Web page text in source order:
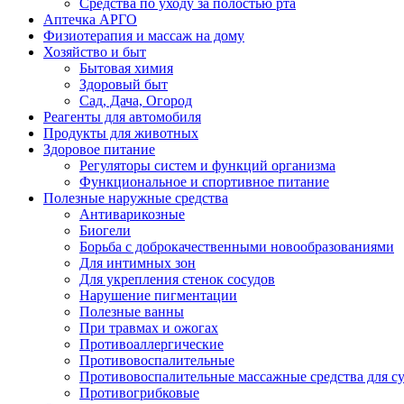
Аптечка АРГО
Физиотерапия и массаж на дому
Хозяйство и быт
Бытовая химия
Здоровый быт
Сад, Дача, Огород
Реагенты для автомобиля
Продукты для животных
Здоровое питание
Регуляторы систем и функций организма
Функциональное и спортивное питание
Полезные наружные средства
Антиварикозные
Биогели
Борьба с доброкачественными новообразованиями
Для интимных зон
Для укрепления стенок сосудов
Нарушение пигментации
Полезные ванны
При травмах и ожогах
Противоаллергические
Противовоспалительные
Противовоспалительные массажные средства для
Противогрибковые